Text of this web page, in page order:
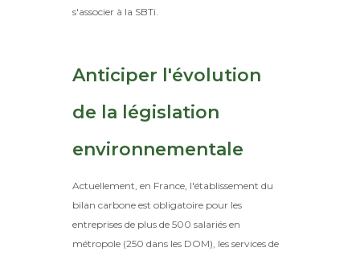
s'associer à la SBTi.
Anticiper l'évolution
de la législation
environnementale
Actuellement, en France, l'établissement du
bilan carbone est obligatoire pour les
entreprises de plus de 500 salariés en
métropole (250 dans les DOM), les services de